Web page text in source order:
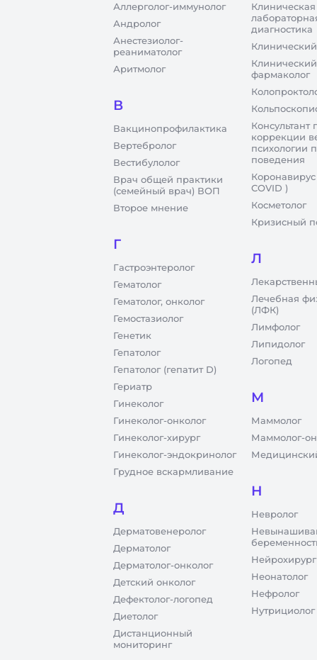
Аллерголог-иммунолог
Андролог
Анестезиолог-
реаниматолог
Аритмолог
В
Вакцинопрофилактика
Вертебролог
Вестибулолог
Врач общей практики
(семейный врач) ВОП
Второе мнение
Г
Гастроэнтеролог
Гематолог
Гематолог, онколог
Гемостазиолог
Генетик
Гепатолог
Гепатолог (гепатит D)
Гериатр
Гинеколог
Гинеколог-онколог
Гинеколог-хирург
Гинеколог-эндокринолог
Грудное вскармливание
Д
Дерматовенеролог
Дерматолог
Дерматолог-онколог
Детский онколог
Дефектолог-логопед
Диетолог
Дистанционный
мониторинг
Клиническая
диагностика
Клинический
фармаколог
Консультант
коррекции
психологии
поведения
COVID )
Косметолог
Кризисный
Л
Лечебная
(ЛФК)
Лимфолог
Липидолог
Логопед
М
Маммолог
Маммолог-
Н
Невролог
Нейрохирург
Неонатолог
Нефролог
Нутрициолог